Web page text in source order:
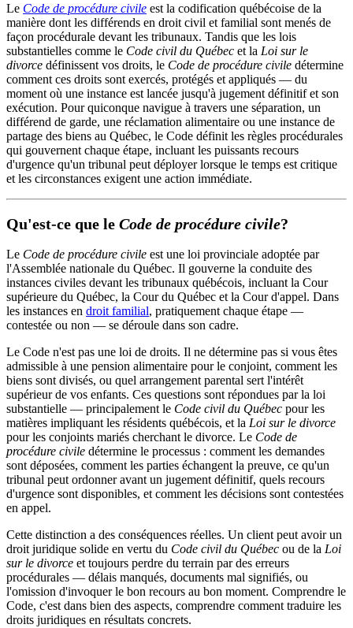
Le Code de procédure civile est la codification québécoise de la
manière dont les différends en droit civil et familial sont menés de
façon procédurale devant les tribunaux. Tandis que les lois
substantielles comme le Code civil du Québec et la Loi sur le
divorce définissent vos droits, le Code de procédure civile détermine
comment ces droits sont exercés, protégés et appliqués — du
moment où une instance est lancée jusqu'à jugement définitif et son
exécution. Pour quiconque navigue à travers une séparation, un
différend de garde, une réclamation alimentaire ou une instance de
partage des biens au Québec, le Code définit les règles procédurales
qui gouvernent chaque étape, incluant les puissants recours
d'urgence qu'un tribunal peut déployer lorsque le temps est critique
et les circonstances exigent une action immédiate.
Qu'est-ce que le Code de procédure civile?
Le Code de procédure civile est une loi provinciale adoptée par
l'Assemblée nationale du Québec. Il gouverne la conduite des
instances civiles devant les tribunaux québécois, incluant la Cour
supérieure du Québec, la Cour du Québec et la Cour d'appel. Dans
les instances en droit familial, pratiquement chaque étape —
contestée ou non — se déroule dans son cadre.
Le Code n'est pas une loi de droits. Il ne détermine pas si vous êtes
admissible à une pension alimentaire pour le conjoint, comment les
biens sont divisés, ou quel arrangement parental sert l'intérêt
supérieur de vos enfants. Ces questions sont répondues par la loi
substantielle — principalement le Code civil du Québec pour les
matières impliquant les résidents québécois, et la Loi sur le divorce
pour les conjoints mariés cherchant le divorce. Le Code de
procédure civile détermine le processus : comment les demandes
sont déposées, comment les parties échangent la preuve, ce qu'un
tribunal peut ordonner avant un jugement définitif, quels recours
d'urgence sont disponibles, et comment les décisions sont contestées
en appel.
Cette distinction a des conséquences réelles. Un client peut avoir un
droit juridique solide en vertu du Code civil du Québec ou de la Loi
sur le divorce et toujours perdre du terrain par des erreurs
procédurales — délais manqués, documents mal signifiés, ou
l'omission d'invoquer le bon recours au bon moment. Comprendre le
Code, c'est dans bien des aspects, comprendre comment traduire les
droits juridiques en résultats concrets.